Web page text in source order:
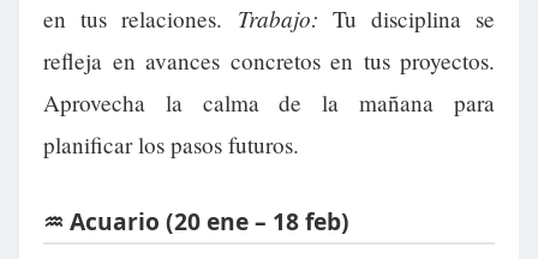
en tus relaciones. Trabajo: Tu disciplina se
refleja en avances concretos en tus proyectos.
Aprovecha la calma de la mañana para
planificar los pasos futuros.
♒ Acuario (20 ene – 18 feb)